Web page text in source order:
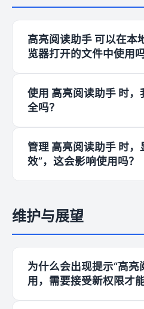
技术背景，您也可以使用
高亮阅读助手 可以在本
览器打开的文件中使用吗
理页面找到“高亮阅读助手”
“允许访问文件网址”即可在
读助手。
使用 高亮阅读助手 时
全吗？
有关键词和设置仅存储在
读助手 不收集、不上传任何
管理 高亮阅读助手 时，
效”，这会影响使用吗？
的电脑内存。一旦您开始使
就会秒速“醒来”工作。浏览
坏，不影响任何功能。
维护与展望
为什么会出现提示“高亮
用，需要接受新权限才能